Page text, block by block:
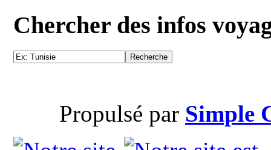
Chercher des infos
Propulsé par Simple